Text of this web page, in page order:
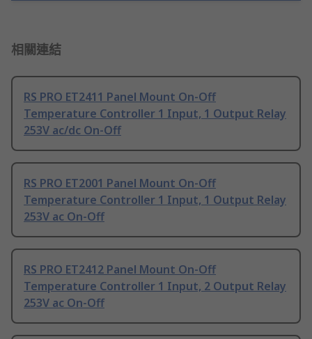
相關連結
RS PRO ET2411 Panel Mount On-Off
Temperature Controller 1 Input, 1 Output Relay
253V ac/dc On-Off
RS PRO ET2001 Panel Mount On-Off
Temperature Controller 1 Input, 1 Output Relay
253V ac On-Off
RS PRO ET2412 Panel Mount On-Off
Temperature Controller 1 Input, 2 Output Relay
253V ac On-Off